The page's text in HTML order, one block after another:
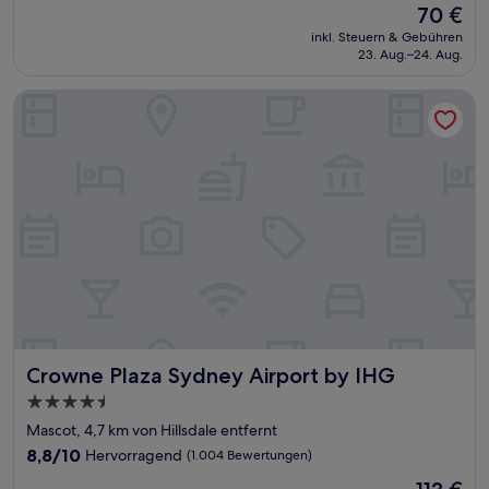
Der
Preis
beträgt
70 €
inkl. Steuern & Gebühren
23. Aug.–24. Aug.
Crowne Plaza Sydney Airport by IHG
Crowne Plaza Sydney Airport by IHG
4.5-
Sterne-
Unterkunft
Mascot, 4,7 km von Hillsdale entfernt
8.8
8,8/10 Hervorragend (1.004 Bewertungen)
Crowne Plaza Sydney Airport by IHG